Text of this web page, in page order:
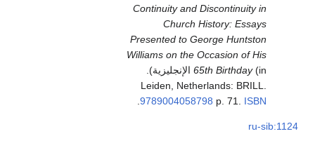
Continuity and Discontinuity in
Church History: Essays
Presented to George Huntston
Williams on the Occasion of His
65th Birthday(in الإنجليزية).
Leiden, Netherlands: BRILL.
p. 71. ISBN
9789004058798
.
ru-sib:1124